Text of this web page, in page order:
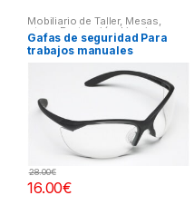
Mobiliario de Taller, Mesas,
otros Protección, Limpieza y
Aspirado, Ropa De Trabajo
Gafas de seguridad Para
trabajos manuales
16.00€
28.00€